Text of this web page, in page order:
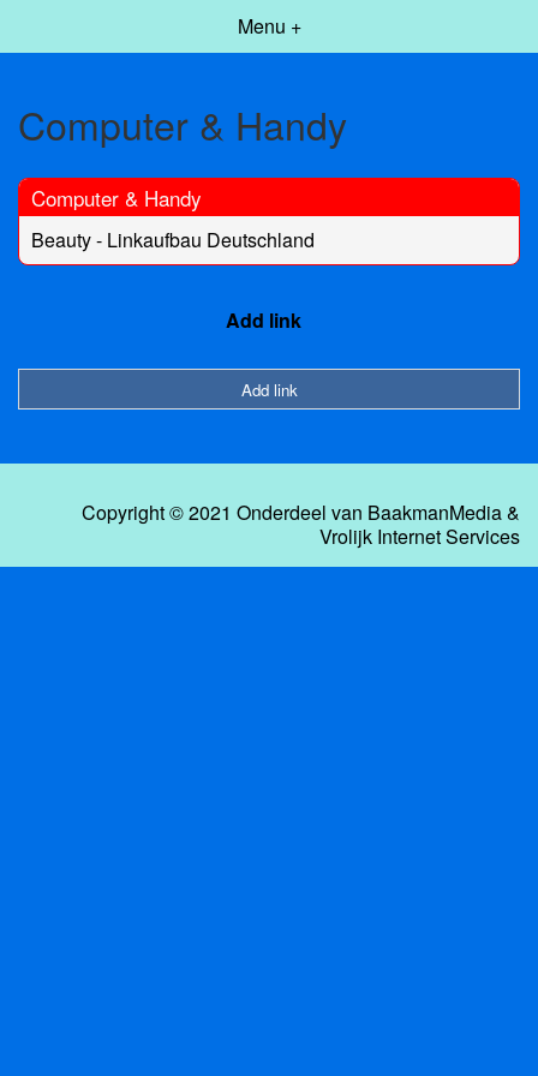
Menu +
Computer & Handy
Computer & Handy
Beauty - Linkaufbau Deutschland
Add link
Add link
Copyright © 2021 Onderdeel van BaakmanMedia&
Vrolijk Internet Services